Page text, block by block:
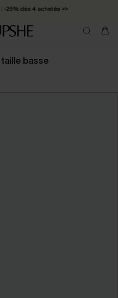
-25% dès 4 achetés >>
basse